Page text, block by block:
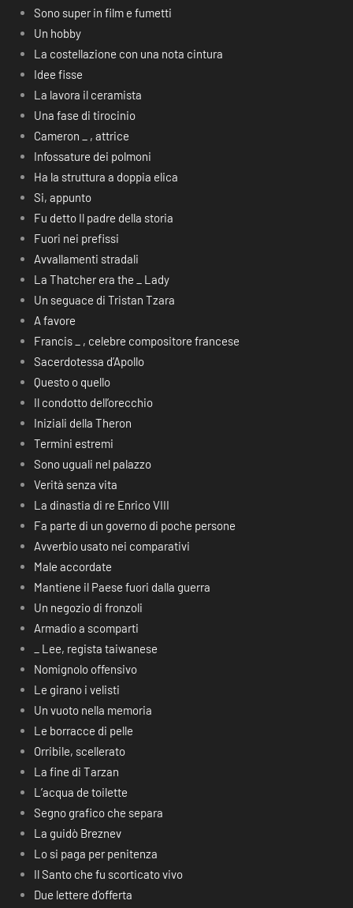
Sono super in film e fumetti
Un hobby
La costellazione con una nota cintura
Idee fisse
La lavora il ceramista
Una fase di tirocinio
Cameron _ , attrice
Infossature dei polmoni
Ha la struttura a doppia elica
Si, appunto
Fu detto Il padre della storia
Fuori nei prefissi
Avvallamenti stradali
La Thatcher era the _ Lady
Un seguace di Tristan Tzara
A favore
Francis _ , celebre compositore francese
Sacerdotessa d’Apollo
Questo o quello
Il condotto dell’orecchio
Iniziali della Theron
Termini estremi
Sono uguali nel palazzo
Verità senza vita
La dinastia di re Enrico VIII
Fa parte di un governo di poche persone
Avverbio usato nei comparativi
Male accordate
Mantiene il Paese fuori dalla guerra
Un negozio di fronzoli
Armadio a scomparti
_ Lee, regista taiwanese
Nomignolo offensivo
Le girano i velisti
Un vuoto nella memoria
Le borracce di pelle
Orribile, scellerato
La fine di Tarzan
L’acqua de toilette
Segno grafico che separa
La guidò Breznev
Lo si paga per penitenza
Il Santo che fu scorticato vivo
Due lettere d’offerta